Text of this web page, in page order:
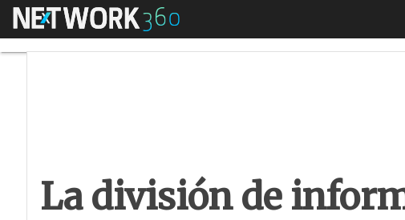
Menú La división de
La división de